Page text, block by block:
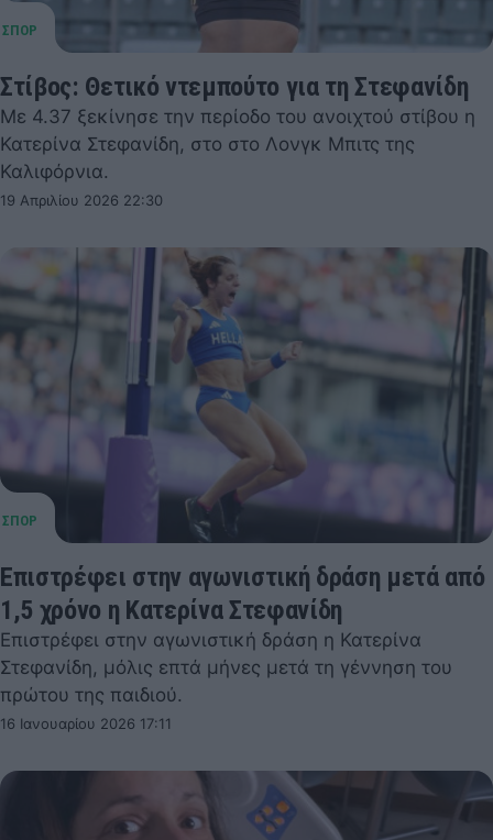
Στίβος: Θετικό ντεμπούτο για τη Στεφανίδη
Με 4.37 ξεκίνησε την περίοδο του ανοιχτού στίβου η
Κατερίνα Στεφανίδη, στο στο Λονγκ Μπιτς της
Καλιφόρνια.
19 Απριλίου 2026 22:30
Επιστρέφει στην αγωνιστική δράση μετά από
1,5 χρόνο η Κατερίνα Στεφανίδη
Επιστρέφει στην αγωνιστική δράση η Κατερίνα
Στεφανίδη, μόλις επτά μήνες μετά τη γέννηση του
πρώτου της παιδιού.
16 Ιανουαρίου 2026 17:11